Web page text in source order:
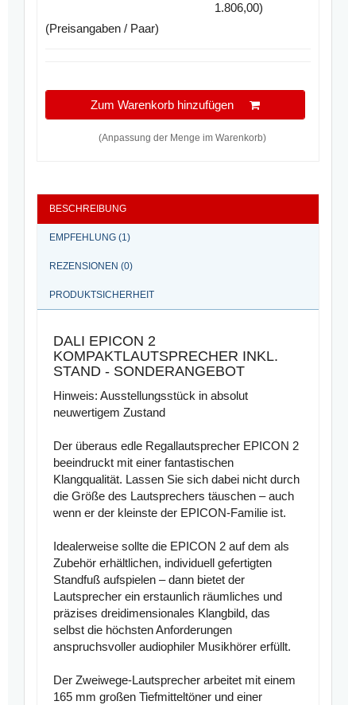
1.806,00)
(Preisangaben / Paar)
Zum Warenkorb hinzufügen
(Anpassung der Menge im Warenkorb)
BESCHREIBUNG
EMPFEHLUNG (1)
REZENSIONEN (0)
PRODUKTSICHERHEIT
DALI EPICON 2
KOMPAKTLAUTSPRECHER INKL.
STAND - SONDERANGEBOT
Hinweis: Ausstellungsstück in absolut
neuwertigem Zustand
Der überaus edle Regallautsprecher EPICON 2
beeindruckt mit einer fantastischen
Klangqualität. Lassen Sie sich dabei nicht durch
die Größe des Lautsprechers täuschen – auch
wenn er der kleinste der EPICON-Familie ist.
Idealerweise sollte die EPICON 2 auf dem als
Zubehör erhältlichen, individuell gefertigten
Standfuß aufspielen – dann bietet der
Lautsprecher ein erstaunlich räumliches und
präzises dreidimensionales Klangbild, das
selbst die höchsten Anforderungen
anspruchsvoller audiophiler Musikhörer erfüllt.
Der Zweiwege-Lautsprecher arbeitet mit einem
165 mm großen Tiefmitteltöner und einer